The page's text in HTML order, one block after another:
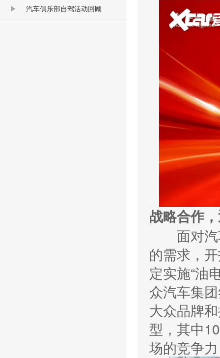
汽车俱乐部自驾活动回顾
战略合作
面对汽
的需求，
定实施“油
众汽车集
大众品牌
型，其中
场的竞争